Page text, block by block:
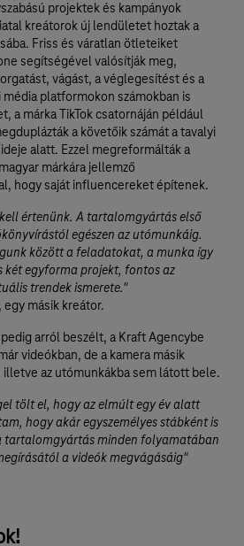
projektek és kampányok
kreátorok új lendületet hoztak a
Friss és váratlan ötleteiket
segítségével valósítják meg,
vágást, a véglegesítést és a
platformokon számokban is
a márka TikTok csatornáján például
a követőik számát a tavalyi
ideje alatt. Ezzel megreformálták a
márkára jellemző
hogy saját influencereket építenek.
értenünk. A tartalomgyártás első
egészen az utómunkáig.
között a feladatokat, a munka így
két egyforma projekt, fontos az
trendek ismerete."
egy másik kreátor.
arról beszélt, a Kraft Agencybe
videókban, de a kamera másik
az utómunkákba sem látott bele.
tölt el, hogy az elmúlt egy év alatt
hogy akár egyszemélyes stábként is
tartalomgyártás minden folyamatában
a videók megvágásáig"